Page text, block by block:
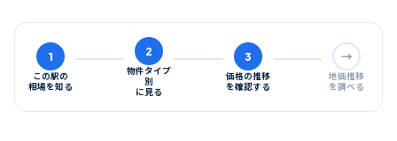
1
この駅の
相場を知る
2
物件タイプ
別
に見る
3
価格の推移
を確認する
→
地価推移
を調べる